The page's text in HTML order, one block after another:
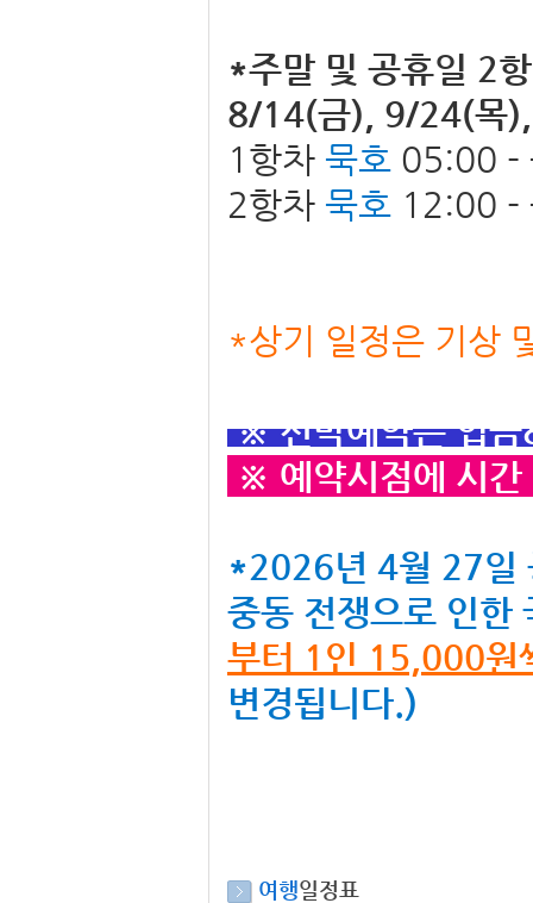
*주말 및 공휴일 2
8/14(금), 9/24(목
1항차 묵호 05:00 -
2항차 묵호 12:00 -
*상기 일정은 기상
※ 선박예약은 입금
※ 예약시점에 시
*2026년 4월 27일
중동 전쟁으로 인한
부터 1인 15,000원
변경됩니다.)
여행일정표